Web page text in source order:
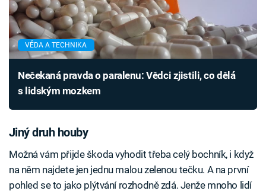
VĚDA A TECHNIKA
Nečekaná pravda o paralenu: Vědci zjistili, co dělá
s lidským mozkem
Jiný druh houby
Možná vám přijde škoda vyhodit třeba celý bochník, i když
na něm najdete jen jednu malou zelenou tečku. A na první
pohled se to jako plýtvání rozhodně zdá. Jenže mnoho lidí